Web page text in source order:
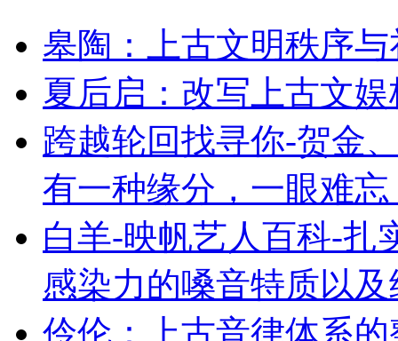
皋陶：上古文明秩序
夏后启：改写上古文
跨越轮回找寻你-贺金
有一种缘分，一眼难
白羊-映帆艺人百科-扎
感染力的嗓音特质以
伶伦：上古音律体系